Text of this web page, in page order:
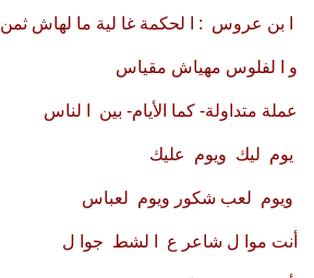
ا بن عروس : ا لحكمة غا لية ما لهاش ثمن
و ا لفلوس مهياش مقياس
عملة متداولة- كما الأيام- بين ا لناس
يوم ليك ويوم عليك
ويوم لعب شكور ويوم لعباس
أنت موا ل شاعر ع ا لشط جوا ل